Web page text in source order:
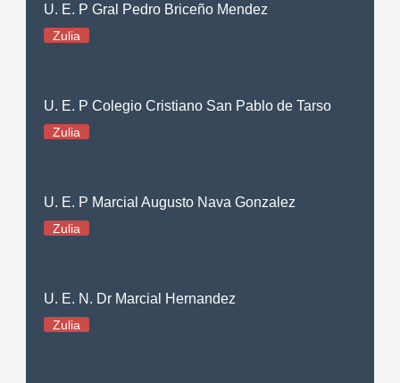
U. E. P Gral Pedro Briceño Mendez
Zulia
U. E. P Colegio Cristiano San Pablo de Tarso
Zulia
U. E. P Marcial Augusto Nava Gonzalez
Zulia
U. E. N. Dr Marcial Hernandez
Zulia